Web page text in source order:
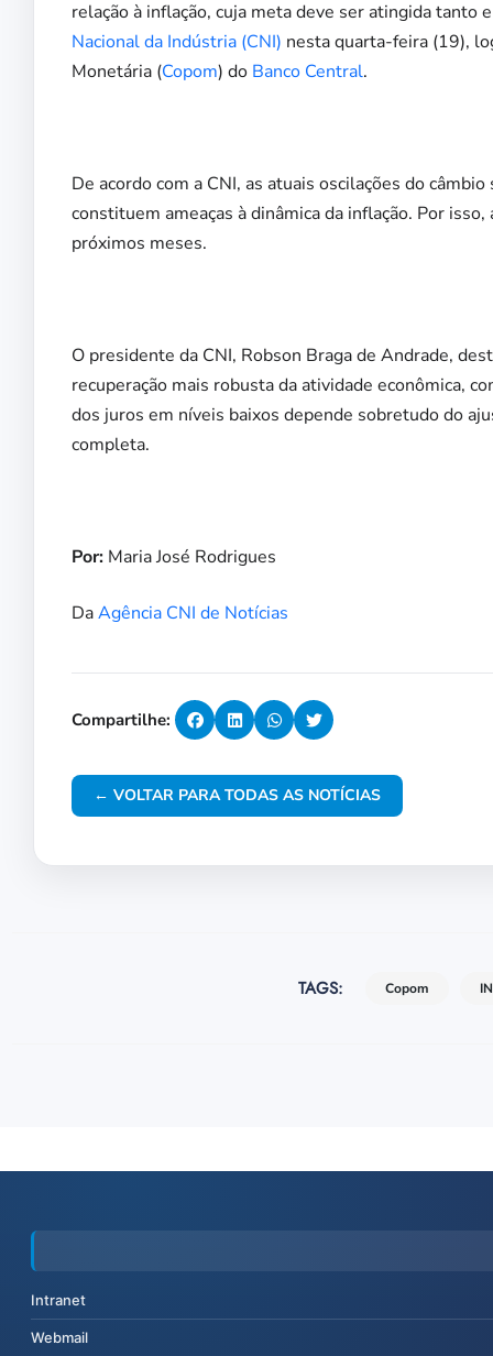
relação à inflação, cuja meta deve ser atingida
Nacional da Indústria (CNI) nesta quarta-feira (19),
Monetária (Copom) do Banco Central.
De acordo com a CNI, as atuais oscilações do
constituem ameaças à dinâmica da inflação. Por
próximos meses.
O presidente da CNI, Robson Braga de Andrade,
recuperação mais robusta da atividade econômica,
dos juros em níveis baixos depende sobretudo do
completa.
Por: Maria José Rodrigues
DaAgência CNI de Notícias
Compartilhe:
← VOLTAR PARA TODAS AS NOTÍCIAS
TAGS: Copom
Intranet
Webmail